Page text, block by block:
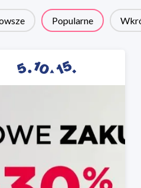
Popularne